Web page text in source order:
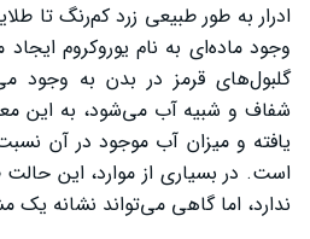
ادرار به طور طبیعی زرد کم‌رنگ تا
وجود ماده‌ای به نام یوروکروم
گلبول‌های قرمز در بدن به وجود
شفاف و شبیه آب می‌شود، به این
یافته و میزان آب موجود در آن
است. در بسیاری از موارد، این
ندارد، اما گاهی می‌تواند نشانه یک